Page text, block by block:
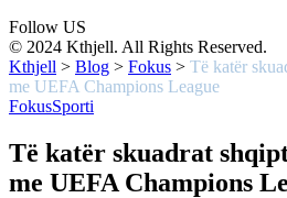
Follow US
© 2024 Kthjell. All Rights Reserved.
Kthjell > Blog > Fokus > Të katër
me UEFA Champions League
FokusSporti
Të katër skuadrat
me UEFA Champions